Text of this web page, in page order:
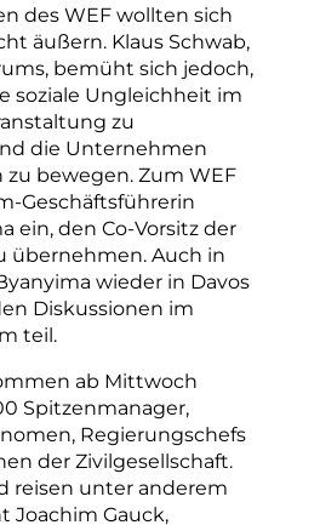
des WEF wollten sich
äußern. Klaus Schwab,
bemüht sich jedoch,
soziale Ungleichheit im
zu
die Unternehmen
bewegen. Zum WEF
Geschäftsführerin
ein, den Co-Vorsitz der
übernehmen. Auch in
wieder in Davos
Diskussionen im
teil.
ab Mittwoch
Spitzenmanager,
Regierungschefs
der Zivilgesellschaft.
reisen unter anderem
Joachim Gauck,